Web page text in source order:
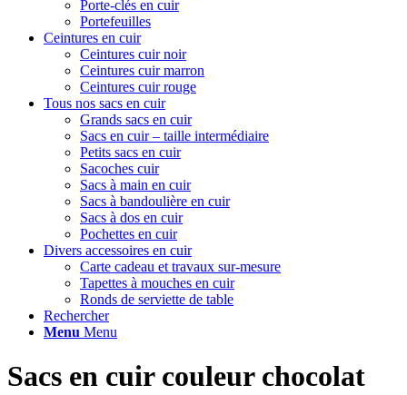
Porte-clés en cuir
Portefeuilles
Ceintures en cuir
Ceintures cuir noir
Ceintures cuir marron
Ceintures cuir rouge
Tous nos sacs en cuir
Grands sacs en cuir
Sacs en cuir – taille intermédiaire
Petits sacs en cuir
Sacoches cuir
Sacs à main en cuir
Sacs à bandoulière en cuir
Sacs à dos en cuir
Pochettes en cuir
Divers accessoires en cuir
Carte cadeau et travaux sur-mesure
Tapettes à mouches en cuir
Ronds de serviette de table
Rechercher
Menu Menu
Sacs en cuir couleur chocolat